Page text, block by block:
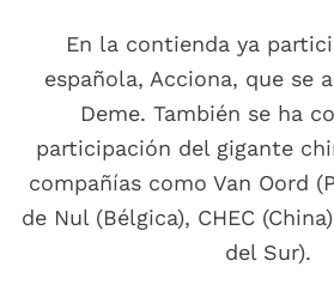
En la contienda ya
española, Acciona, que se
Deme. También se ha
participación del gigante
compañías como Van Oord
de Nul (Bélgica), CHEC
del Sur).